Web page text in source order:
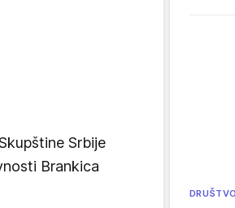
Srbije
Brankica
DRUŠTVO